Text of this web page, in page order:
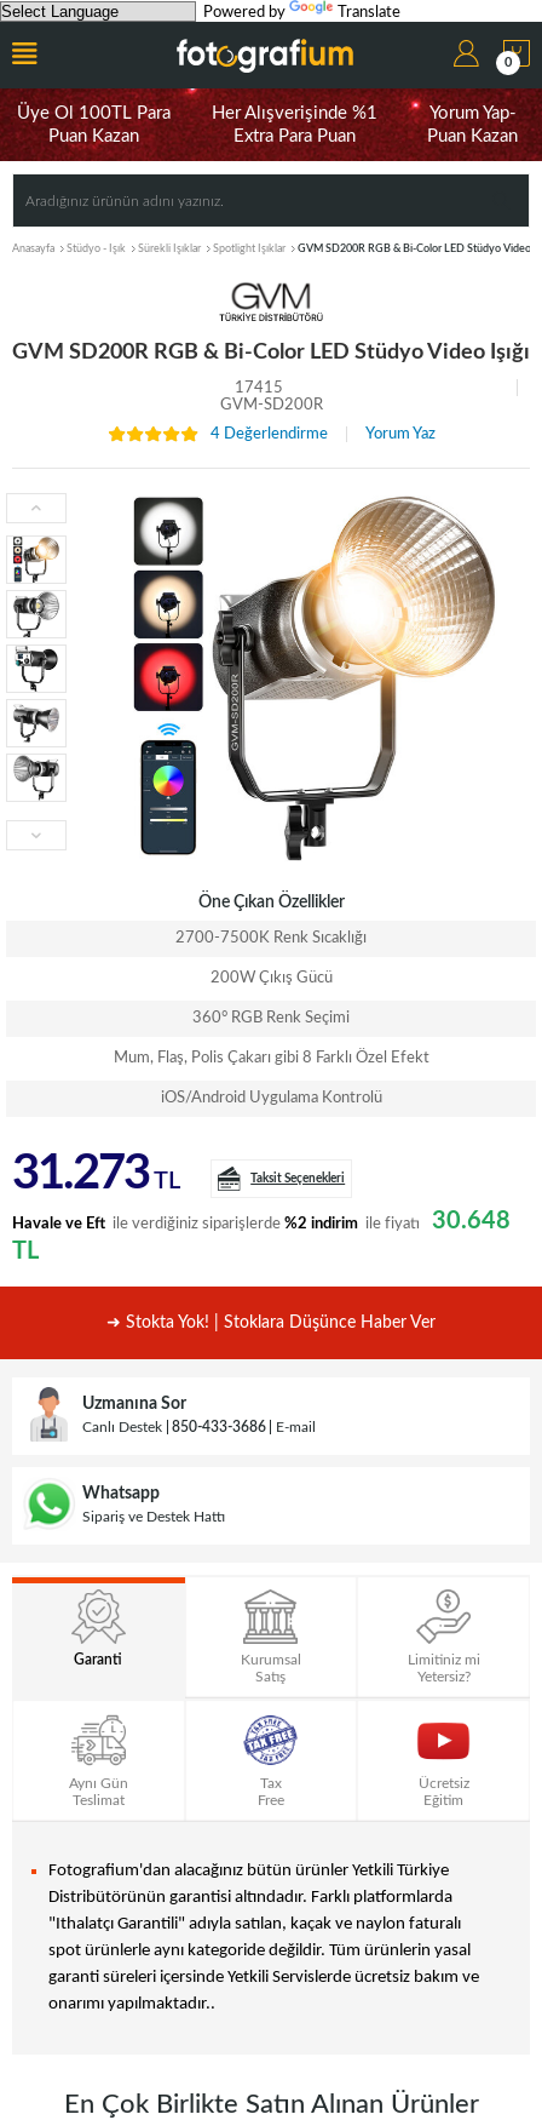
Powered by Translate
0
Üye Ol 100TL Para
Puan Kazan
Her Alışverişinde %1
Extra Para Puan
Yorum Yap-
Puan Kazan
Anasayfa Stüdyo - Işık Sürekli Işıklar Spotlight Işıklar GVM SD200R RGB & Bi-Color LED Stüdyo Video
GVM SD200R RGB & Bi-Color LED Stüdyo Video Işığı
17415
GVM-SD200R
4 Değerlendirme
Yorum Yaz
Öne Çıkan Özellikler
2700-7500K Renk Sıcaklığı
200W Çıkış Gücü
360° RGB Renk Seçimi
Mum, Flaş, Polis Çakarı gibi 8 Farklı Özel Efekt
iOS/Android Uygulama Kontrolü
31.273TL Taksit Seçenekleri
Havale ve Eft ile verdiğiniz siparişlerde %2 indirim ile fiyatı
30.648
TL
➜ Stokta Yok! | Stoklara Düşünce Haber Ver
Uzmanına Sor
Canlı Destek 850-433-3686 E-mail
Whatsapp
Sipariş ve Destek Hattı
Garanti
Kurumsal
Satış
Limitiniz mi
Yetersiz?
Aynı Gün
Teslimat
Tax
Free
Ücretsiz
Eğitim
Fotografium'dan alacağınız bütün ürünler Yetkili Türkiye
Distribütörünün garantisi altındadır. Farklı platformlarda
"Ithalatçı Garantili" adıyla satılan, kaçak ve naylon faturalı
spot ürünlerle aynı kategoride değildir. Tüm ürünlerin yasal
garanti süreleri içersinde Yetkili Servislerde ücretsiz bakım ve
onarımı yapılmaktadır..
En Çok Birlikte Satın Alınan Ürünler